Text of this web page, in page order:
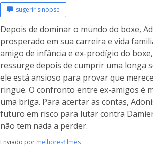
sugerir sinopse
Depois de dominar o mundo do boxe,
prosperado em sua carreira e vida
amigo de infância e ex-prodígio do
ressurge depois de cumprir uma longa
ele está ansioso para provar que
ringue. O confronto entre ex-amigos é
uma briga. Para acertar as contas,
futuro em risco para lutar contra
não tem nada a perder.
Enviado por melhoresfilmes